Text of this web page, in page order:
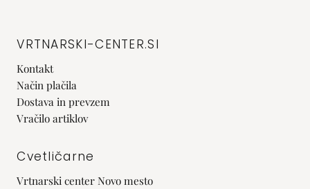
VRTNARSKI-CENTER.SI
Kontakt
Način plačila
Dostava in prevzem
Vračilo artiklov
Cvetličarne
Vrtnarski center Novo mesto